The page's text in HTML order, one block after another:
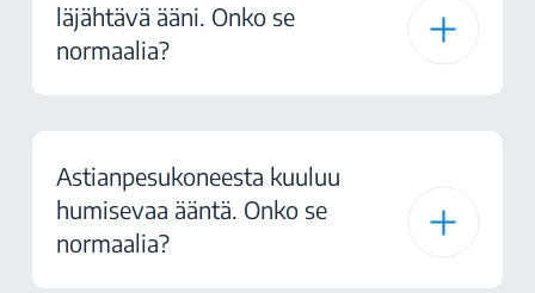
läjähtävä ääni. Onko se
normaalia?
Astianpesukoneesta kuuluu
humisevaa ääntä. Onko se
normaalia?